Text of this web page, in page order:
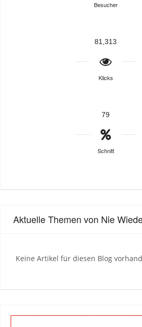
Besucher
81,313
Klicks
79
Schnitt
Aktuelle Themen von Nie
Keine Artikel für diesen Blog